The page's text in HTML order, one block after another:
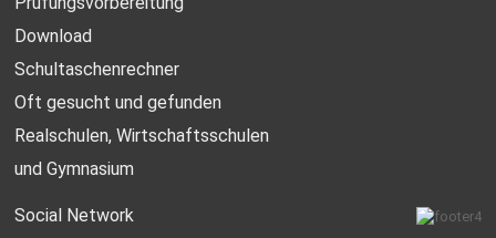
Download
Schultaschenrechner
Oft gesucht und gefunden
Realschulen,Wirtschaftsschulen
und Gymnasium
Social Network